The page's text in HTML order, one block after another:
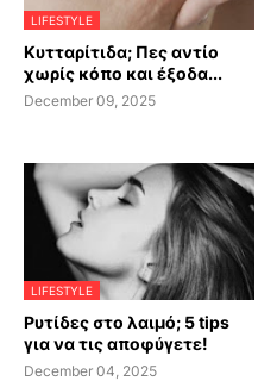
LIFESTYLE
Κυτταρίτιδα; Πες αντίο
χωρίς κόπο και έξοδα...
December 09, 2025
LIFESTYLE
Ρυτίδες στο λαιμό; 5 tips
για να τις αποφύγετε!
December 04, 2025